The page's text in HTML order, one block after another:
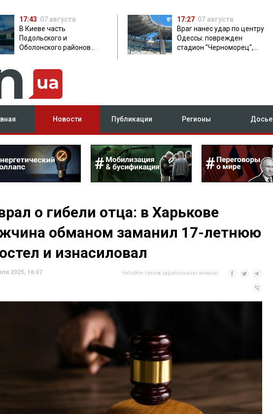
17:43 07 августа
В Киеве часть
Подольского и
Оболонского районов
17:27 07 августа
Враг нанес удар по центру
Одессы: поврежден
стадион "Черноморец",
Новости Публикации Регионы Досье
о гибели отца: в Харькове
обманом заманил 17-летнюю
и изнасиловал
2025, 16:47 Читайте також українською мовою